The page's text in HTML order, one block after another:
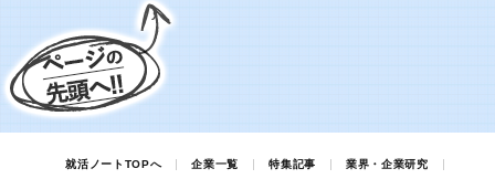
就活ノートTOPへ 企業一覧 特集記事
業界・企業研究